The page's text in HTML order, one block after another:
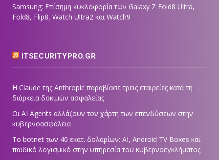
Samsung: Επίσημη κυκλοφορία των Galaxy Z Fold8 Ultra,
Fold8, Flip8, Watch Ultra2 και Watch9
ITSECURITYPRO.GR
Η Claude της Anthropic παραβίασε τρεις εταιρείες κατά τη
διάρκεια δοκιμών ασφαλείας
Οι AI Agents αλλάζουν τον χάρτη των επενδύσεων στην
κυβερνοασφάλεια
Το botnet των 40 εκατ. δολαρίων: AI, Android TV Boxes και
παιδικό λογισμικό στην υπηρεσία του κυβερνοεγκλήματος